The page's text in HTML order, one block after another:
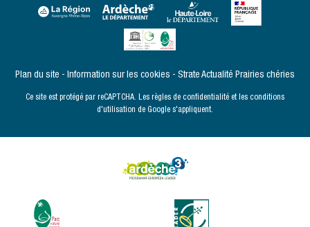
Plan du site Information sur les cookies Strate Actualité Prairies chéries
Ce site est protégé par reCAPTCHA. Les règles de confidentialité et les conditions
d'utilisation de Google s'appliquent.